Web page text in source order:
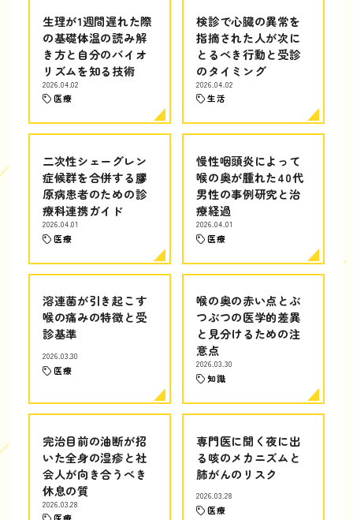
生理が1週間遅れた際
の基礎体温の読み解
き方と自分のバイオ
リズムを知る技術
2026.04.02
医療
検診で心臓の異常を
指摘された人が次に
とるべき行動と受診
のタイミング
2026.04.02
生活
二次性シェーグレン
症候群を合併する膠
原病患者のための診
療科連携ガイド
2026.04.01
医療
慢性咽頭炎によって
喉の奥が腫れた40代
男性の事例研究と治
療経過
2026.04.01
医療
溶連菌が引き起こす
喉の痛みの特徴と受
診基準
2026.03.30
医療
喉の奥の赤い点とぶ
つぶつの医学的差異
と見分けるための注
意点
2026.03.30
知識
完治目前の油断が招
いた全身の湿疹と社
会人が向き合うべき
休息の質
2026.03.28
専門医に聞く夜に出
る咳のメカニズムと
肺がんのリスク
2026.03.28
医療